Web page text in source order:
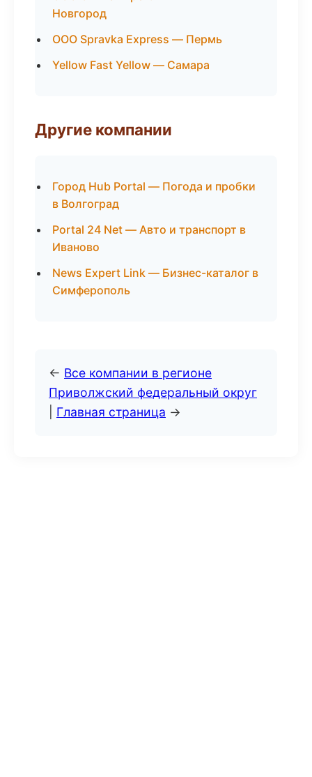
Новгород
ООО Spravka Express — Пермь
Yellow Fast Yellow — Самара
Другие компании
Город Hub Portal — Погода и пробки
в Волгоград
Portal 24 Net — Авто и транспорт в
Иваново
News Expert Link — Бизнес-каталог в
Симферополь
← Все компании в регионе
Приволжский федеральный округ
Главная страница →